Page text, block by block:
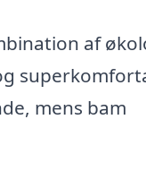
af
mens bam